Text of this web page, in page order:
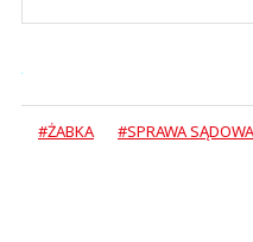
#ŻABKA #SPRAWA SĄDOWA